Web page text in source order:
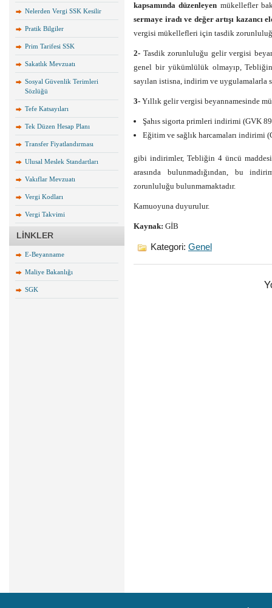
Nelerden Vergi SSK Kesilir
Pratik Bilgiler
Prim Tarifesi SSK
Sakatlık Mevzuatı
Sosyal Güvenlik Terimleri
Sözlüğü
Tefe Katsayıları
Tek Düzen Hesap Planı
Transfer Fiyatlandırması
Ulusal Meslek Standartları
Vakıflar Mevzuatı
Vergi Kodları
Vergi Takvimi
LİNKLER
E-Beyanname
Maliye Bakanlığı
SGK
kapsamında düzenleyen mükellefler
sermaye iradı ve değer artışı kazancı
vergisi mükellefleri için tasdik
2- Tasdik zorunluluğu gelir vergisi
genel bir yükümlülük olmayıp,
sayılan istisna, indirim ve uygulamalarla
3- Yıllık gelir vergisi beyannamesinde
Şahıs sigorta primleri indirimi (GVK
Eğitim ve sağlık harcamaları indirimi
gibi indirimler, Tebliğin 4 üncü
arasında bulunmadığından, bu
zorunluluğu bulunmamaktadır.
Kamuoyuna duyurulur.
Kaynak: GİB
Kategori: Genel